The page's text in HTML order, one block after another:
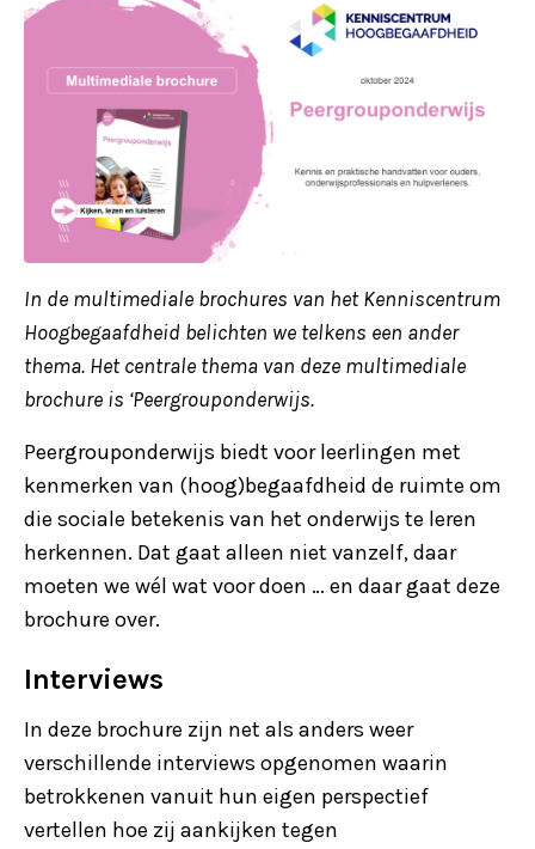
In de multimediale brochures van het Kenniscentrum
Hoogbegaafdheid belichten we telkens een ander
thema. Het centrale thema van deze multimediale
brochure is ‘Peergrouponderwijs.
Peergrouponderwijs biedt voor leerlingen met
kenmerken van (hoog)begaafdheid de ruimte om
die sociale betekenis van het onderwijs te leren
herkennen. Dat gaat alleen niet vanzelf, daar
moeten we wél wat voor doen … en daar gaat deze
brochure over.
Interviews
In deze brochure zijn net als anders weer
verschillende interviews opgenomen waarin
betrokkenen vanuit hun eigen perspectief
vertellen hoe zij aankijken tegen